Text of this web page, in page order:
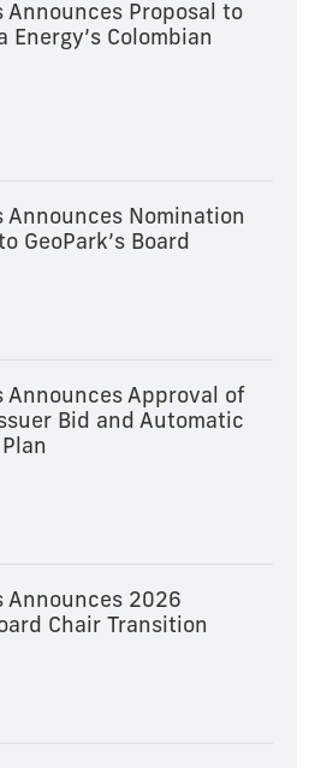
Announces Proposal to
Colombian
Announces Nomination
GeoPark’s Board
Announces Approval of
Bid and Automatic
Announces 2026
Chair Transition